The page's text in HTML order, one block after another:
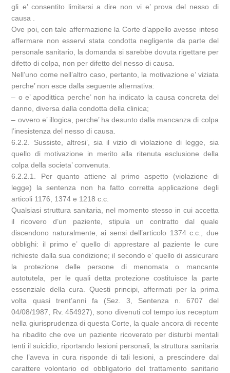
gli e’ consentito limitarsi a dire non vi e’ prova del nesso di
causa .
Ove poi, con tale affermazione la Corte d’appello avesse inteso
affermare non esservi stata condotta negligente da parte del
personale sanitario, la domanda si sarebbe dovuta rigettare per
difetto di colpa, non per difetto del nesso di causa.
Nell’uno come nell’altro caso, pertanto, la motivazione e’ viziata
perche’ non esce dalla seguente alternativa:
– o e’ apodittica perche’ non ha indicato la causa concreta del
danno, diversa dalla condotta della clinica;
– ovvero e’ illogica, perche’ ha desunto dalla mancanza di colpa
l’inesistenza del nesso di causa.
6.2.2. Sussiste, altresi’, sia il vizio di violazione di legge, sia
quello di motivazione in merito alla ritenuta esclusione della
colpa della societa’ convenuta.
6.2.2.1. Per quanto attiene al primo aspetto (violazione di
legge) la sentenza non ha fatto corretta applicazione degli
articoli 1176, 1374 e 1218 c.c.
Qualsiasi struttura sanitaria, nel momento stesso in cui accetta
il ricovero d’un paziente, stipula un contratto dal quale
discendono naturalmente, ai sensi dell’articolo 1374 c.c., due
obblighi: il primo e’ quello di apprestare al paziente le cure
richieste dalla sua condizione; il secondo e’ quello di assicurare
la protezione delle persone di menomata o mancante
autotutela, per le quali detta protezione costituisce la parte
essenziale della cura. Questi principi, affermati per la prima
volta quasi trent’anni fa (Sez. 3, Sentenza n. 6707 del
04/08/1987, Rv. 454927), sono divenuti col tempo ius receptum
nella giurisprudenza di questa Corte, la quale ancora di recente
ha ribadito che ove un paziente ricoverato per disturbi mentali
tenti il suicidio, riportando lesioni personali, la struttura sanitaria
che l’aveva in cura risponde di tali lesioni, a prescindere dal
carattere volontario od obbligatorio del trattamento sanitario